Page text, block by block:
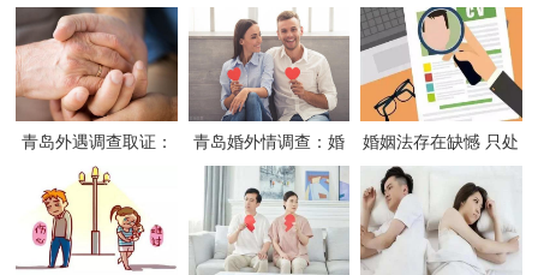
但又不同意与另一方
离婚怎么办-
婚外情证据的注意事
项
青岛外遇调查取证：
离婚诉讼时，什么外
遇证据会被法院采
信？
青岛婚外情调查：婚
姻出轨第三者需要承
担什么责任吗
婚姻法存在缺憾 只处
罚婚外同居行为不处
罚通奸